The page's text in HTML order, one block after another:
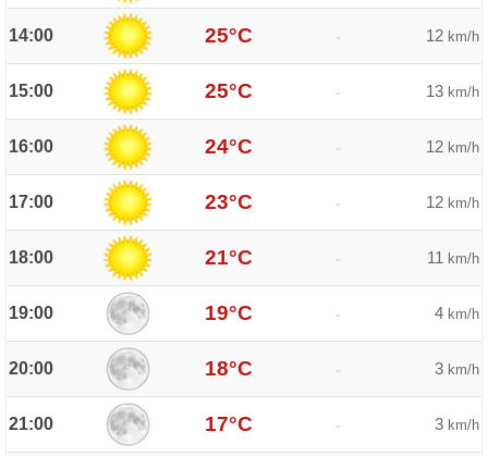
14:00 25°C - 12 km/h
15:00 25°C - 13 km/h
16:00 24°C - 12 km/h
17:00 23°C - 12 km/h
18:00 21°C - 11 km/h
19:00 19°C - 4 km/h
20:00 18°C - 3 km/h
21:00 17°C - 3 km/h